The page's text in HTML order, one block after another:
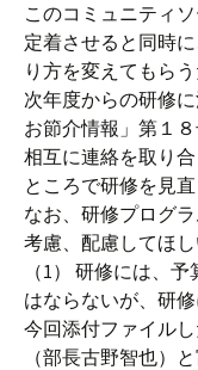
このコミュニティ
定着させると同時
り方を変えてもら
次年度からの研修
お節介情報」第１
相互に連絡を取り
ところで研修を見直
なお、研修プログ
考慮、配慮してほし
（1） 研修には、
はならないが、研
今回添付ファイル
（部長古野智也）